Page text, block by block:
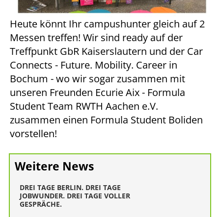
Heute könnt Ihr campushunter gleich auf 2
Messen treffen! Wir sind ready auf der
Treffpunkt GbR Kaiserslautern und der Car
Connects - Future. Mobility. Career in
Bochum - wo wir sogar zusammen mit
unseren Freunden Ecurie Aix - Formula
Student Team RWTH Aachen e.V.
zusammen einen Formula Student Boliden
vorstellen!
Weitere News
DREI TAGE BERLIN. DREI TAGE
JOBWUNDER. DREI TAGE VOLLER
GESPRÄCHE.